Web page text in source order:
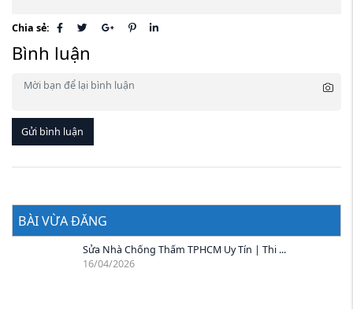
Chia sẻ:
Bình luận
Gửi bình luận
BÀI VỪA ĐĂNG
Sửa Nhà Chống Thấm TPHCM Uy Tín | Thi ...
16/04/2026